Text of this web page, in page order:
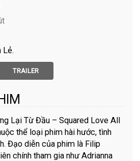
Lẻ
TRAILER
Lại Từ Đầu – Squared Love All
thể loại phim hài hước, tình
Đạo diễn của phim là Filip
chính tham gia như Adrianna